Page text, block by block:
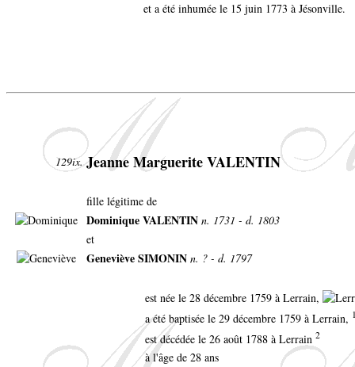
et a été inhumée le 15 juin 1773 à Jésonville.
129ix. Jeanne Marguerite VALENTIN
fille légitime de
Dominique VALENTIN n. 1731 - d. 1803
et
Geneviève SIMONIN n. ? - d. 1797
est née le 28 décembre 1759 à Lerrain,
a été baptisée le 29 décembre 1759 à Lerrain,
est décédée le 26 août 1788 à Lerrain 2
à l'âge de 28 ans